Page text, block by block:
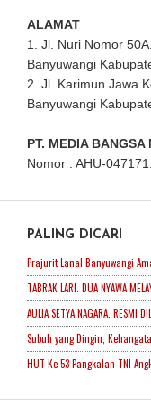
ALAMAT
1. Jl. Nuri Nomor
Banyuwangi
2. Jl. Karimun Jawa
Banyuwangi
PT. MEDIA BANGSA
Nomor : AHU-
PALING DICARI
Prajurit Lanal Banyuwangi
TABRAK LARI. DUA NYAWA
AULIA SETYA NAGARA. RESMI
Subuh yang Dingin,
HUT Ke-53 Pangkalan TNI